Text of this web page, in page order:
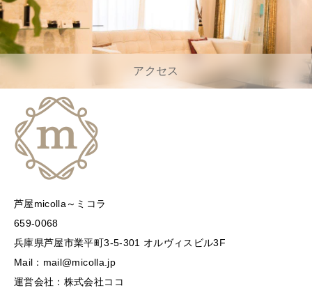
アクセス
芦屋micolla～ミコラ
659-0068
兵庫県芦屋市業平町3-5-301 オルヴィスビル3F
Mail：mail@micolla.jp
運営会社：株式会社ココ